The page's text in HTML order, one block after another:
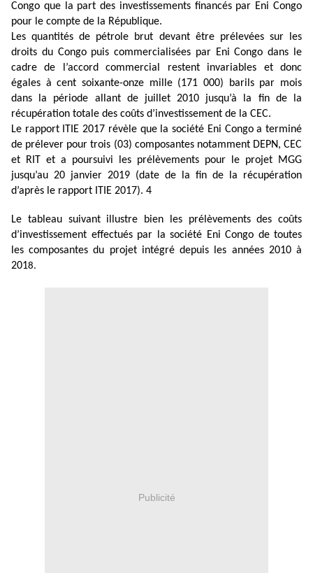
Congo que la part des investissements financés par Eni Congo
pour le compte de la République.
Les quantités de pétrole brut devant être prélevées sur les
droits du Congo puis commercialisées par Eni Congo dans le
cadre de l’accord commercial restent invariables et donc
égales à cent soixante-onze mille (171 000) barils par mois
dans la période allant de juillet 2010 jusqu’à la fin de la
récupération totale des coûts d’investissement de la CEC.
Le rapport ITIE 2017 révèle que la société Eni Congo a terminé
de prélever pour trois (03) composantes notamment DEPN, CEC
et RIT et a poursuivi les prélèvements pour le projet MGG
jusqu’au 20 janvier 2019 (date de la fin de la récupération
d’après le rapport ITIE 2017). 4
Le tableau suivant illustre bien les prélèvements des coûts
d’investissement effectués par la société Eni Congo de toutes
les composantes du projet intégré depuis les années 2010 à
2018.
Publicité